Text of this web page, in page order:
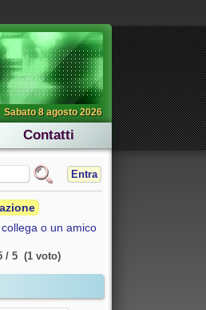
Sabato 8 agosto 2026
Contatti
Entra
o un amico
/ 5 (1 voto)